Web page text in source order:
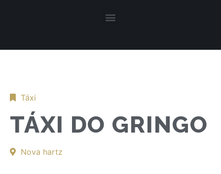
Táxi
TÁXI DO GRINGO
Nova hartz